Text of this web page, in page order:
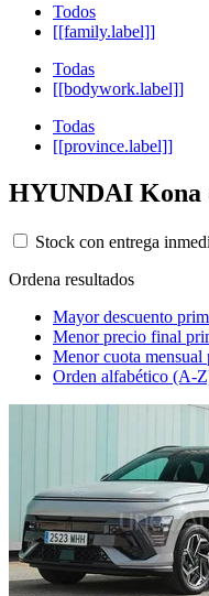
Todos
[[family.label]]
Todas
[[bodywork.label]]
Todas
[[province.label]]
HYUNDAI Kona
Stock con entrega
Ordena resultados
Mayor descuento
Menor precio final
Menor cuota mensual
Orden alfabético (A-